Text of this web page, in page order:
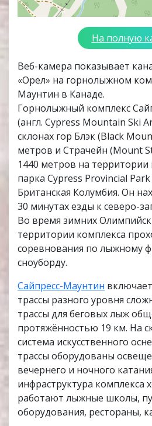
На полную
Веб-камера показывает
«Орел» на горнолыжном
Маунтин в Канаде.
Горнолыжный комплекс
(англ. Cypress Mountain Ski
склонах гор Блэк (Black
метров и Страчейн (Mount
1440 метров на
парка Cypress Provincial
Британская Колумбия. Он
30 минутах езды к северо-
Во время зимних
территории комплекса
соревнования по лыжному
сноуборду.
Сайпресс-Маунтин
трассы разного уровня
трассы для беговых лыж
протяжённостью 19 км. На
система искусственного
трассы оборудованы
вечернего и ночного
инфраструктура комплекса
работают лыжные школы,
оборудования, рестораны,